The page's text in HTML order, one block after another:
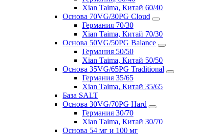
Xian Taima, Китай 60/40
Основа 70VG/30PG Cloud
Германия 70/30
Xian Taima, Китай 70/30
Основа 50VG/50PG Balance
Германия 50/50
Xian Taima, Китай 50/50
Основа 35VG/65PG Traditional
Германия 35/65
Xian Taima, Китай 35/65
База SALT
Основа 30VG/70PG Hard
Германия 30/70
Xian Taima, Китай 30/70
Основа 54 мг и 100 мг